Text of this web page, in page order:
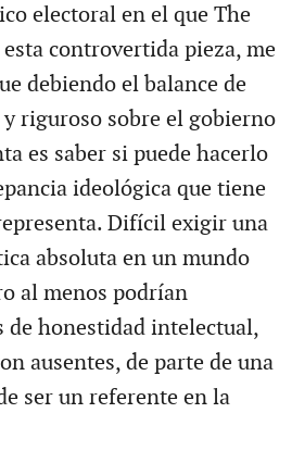
electoral en el que The
controvertida pieza, me
debiendo el balance de
riguroso sobre el gobierno
es saber si puede hacerlo
ideológica que tiene
Difícil exigir una
absoluta en un mundo
al menos podrían
de honestidad intelectual,
ausentes, de parte de una
ser un referente en la